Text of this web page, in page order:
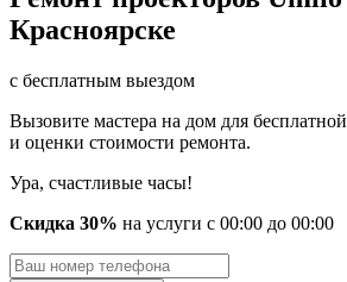
Красноярске
с бесплатным выездом
Вызовите мастера на дом для
и оценки стоимости ремонта.
Ура, счастливые часы!
Скидка 30% на услуги с 00:00 до 00:00